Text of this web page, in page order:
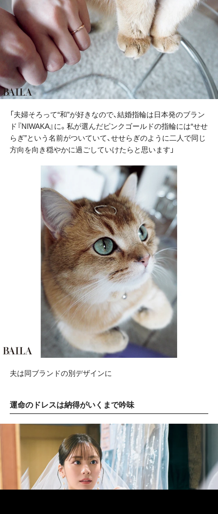
「夫婦そろって“和”が好きなので、結婚指輪は日本発のブラン
ド『NIWAKA』に。私が選んだピンクゴールドの指輪には“せせ
らぎ”という名前がついていて、せせらぎのように二人で同じ
方向を向き穏やかに過ごしていけたらと思います」
夫は同ブランドの別デザインに
運命のドレスは納得がいくまで吟味